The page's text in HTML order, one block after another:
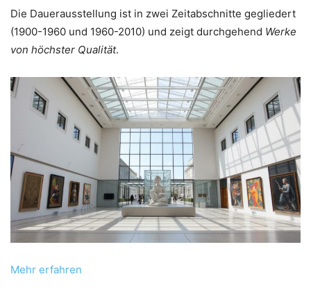
Die Dauerausstellung ist in zwei Zeitabschnitte gegliedert
(1900-1960 und 1960-2010) und zeigt durchgehend Werke
von höchster Qualität.
Mehr erfahren